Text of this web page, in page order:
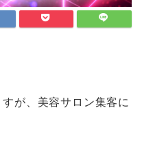
が、美容サロン集客に